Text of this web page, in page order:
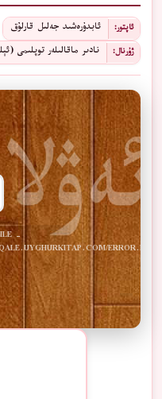
ئاپتور: ئابدۇرەشىد جەلىل قارلۇق
ژۇرنال: نادىر ماقالىلەر توپلىمى
-
ERROR.PDF